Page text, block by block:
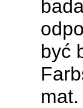
być
mat.